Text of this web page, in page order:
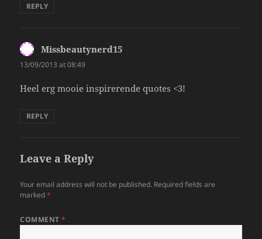
REPLY
Missbeautynerd15
13/09/2013 at 08:49
Heel erg mooie inspirerende quotes <3!
REPLY
Leave a Reply
Your email address will not be published. Required fields are
marked*
COMMENT*